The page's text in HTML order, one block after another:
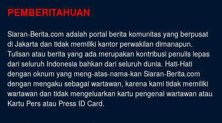
PEMBERITAHUAN
Siaran-Berita.com adalah portal berita komunitas yang berpusat
di Jakarta dan tidak memiliki kantor perwakilan dimanapun.
Tulisan atau berita yang ada merupakan kontribusi penulis lepas
dari seluruh Indonesia bahkan dari seluruh dunia. Hati-Hati
dengan oknum yang meng-atas-nama-kan Siaran-Berita.com
dengan mengaku sebagai wartawan, karena kami tidak memiliki
wartawan dan tidak mengeluarkan kartu pengenal wartawan atau
Kartu Pers atau Press ID Card.